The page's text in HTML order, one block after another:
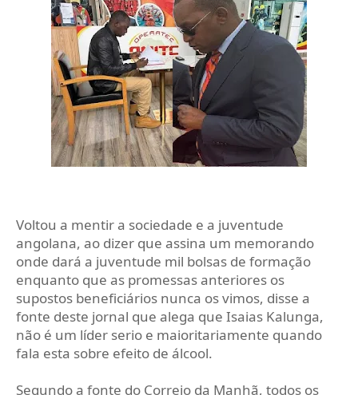
Voltou a mentir a sociedade e a juventude
angolana, ao dizer que assina um memorando
onde dará a juventude mil bolsas de formação
enquanto que as promessas anteriores os
supostos beneficiários nunca os vimos, disse a
fonte deste jornal que alega que Isaias Kalunga,
não é um líder serio e maioritariamente quando
fala esta sobre efeito de álcool.
Segundo a fonte do Correio da Manhã, todos os